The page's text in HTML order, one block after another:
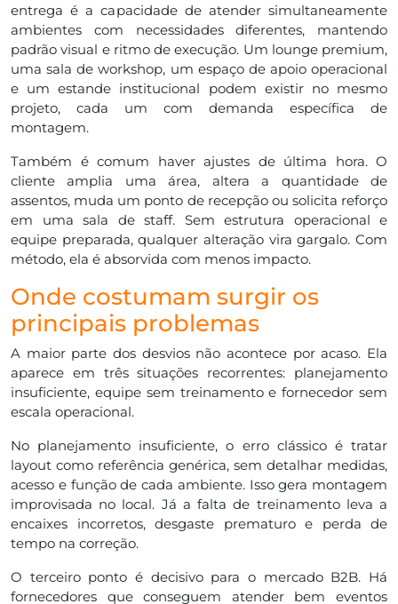
entrega é a capacidade de atender simultaneamente
ambientes com necessidades diferentes, mantendo
padrão visual e ritmo de execução. Um lounge premium,
uma sala de workshop, um espaço de apoio operacional
e um estande institucional podem existir no mesmo
projeto, cada um com demanda específica de
montagem.
Também é comum haver ajustes de última hora. O
cliente amplia uma área, altera a quantidade de
assentos, muda um ponto de recepção ou solicita reforço
em uma sala de staff. Sem estrutura operacional e
equipe preparada, qualquer alteração vira gargalo. Com
método, ela é absorvida com menos impacto.
Onde costumam surgir os
principais problemas
A maior parte dos desvios não acontece por acaso. Ela
aparece em três situações recorrentes: planejamento
insuficiente, equipe sem treinamento e fornecedor sem
escala operacional.
No planejamento insuficiente, o erro clássico é tratar
layout como referência genérica, sem detalhar medidas,
acesso e função de cada ambiente. Isso gera montagem
improvisada no local. Já a falta de treinamento leva a
encaixes incorretos, desgaste prematuro e perda de
tempo na correção.
O terceiro ponto é decisivo para o mercado B2B. Há
fornecedores que conseguem atender bem eventos